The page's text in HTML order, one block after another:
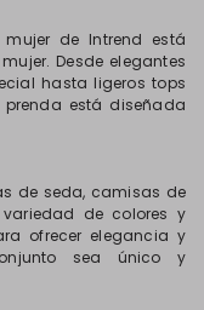
de Intrend está
Desde elegantes
hasta ligeros tops
está diseñada
de seda, camisas de
de colores y
ofrecer elegancia y
sea único y